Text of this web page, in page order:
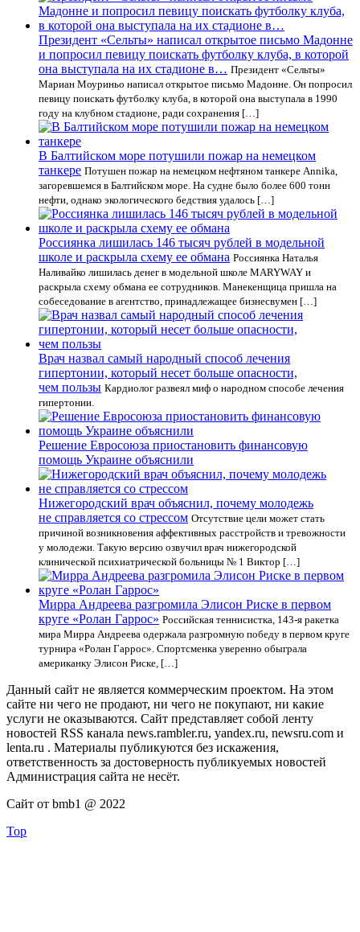
Президент «Сельты» написал открытое письмо Мадонне
и попросил певицу поискать футболку клуба, в которой
она выступала на их стадионе в… Президент «Сельты»
Мариан Моуриньо написал открытое письмо Мадонне. Он попросил
певицу поискать футболку клуба, в которой она выступала в 1990
году на клубном стадионе, ради сохранения […]
В Балтийском море потушили пожар на немецком
танкере Потушен пожар на немецком нефтяном танкере Annika,
загоревшемся в Балтийском море. На судне было более 600 тонн
нефти, однако экологического бедствия удалось […]
Россиянка лишилась 146 тысяч рублей в модельной
школе и раскрыла схему ее обмана Россиянка Наталья
Наливайко лишилась денег в модельной школе MARYWAY и
раскрыла схему обмана ее сотрудников. Манекенщица пришла на
собеседование в агентство, принадлежащее бизнесвумен […]
Врач назвал самый народный способ лечения
гипертонии, который несет больше опасности,
чем пользы Кардиолог развеял миф о народном способе лечения
гипертонии.
Решение Евросоюза приостановить финансовую
помощь Украине объяснили
Нижегородский врач объяснил, почему молодежь
не справляется со стрессом Отсутствие цели может стать
причиной возникновения аффективных расстройств и тревожности
у молодежи. Такую версию озвучил врач нижегородской
клинической психиатрической больницы № 1 Виктор […]
Мирра Андреева разгромила Элисон Риске в первом
круге «Ролан Гаррос» Российская теннисистка, 143-я ракетка
мира Мирра Андреева одержала разгромную победу в первом круге
турнира «Ролан Гаррос». Спортсменка уверенно обыграла
американку Элисон Риске, […]
Данный сайт не является коммерческим проектом. На этом
сайте ни чего не продают, ни чего не покупают, ни какие
услуги не оказываются. Сайт представляет собой ленту
новостей RSS канала news.rambler.ru, yandex.ru, newsru.com и
lenta.ru . Материалы публикуются без искажения,
ответственность за достоверность публикуемых новостей
Администрация сайта не несёт.
Сайт от bmb1 @ 2022
Top